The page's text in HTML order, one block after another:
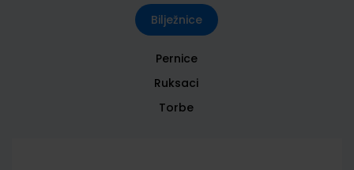
Bilježnice
Pernice
Ruksaci
Torbe